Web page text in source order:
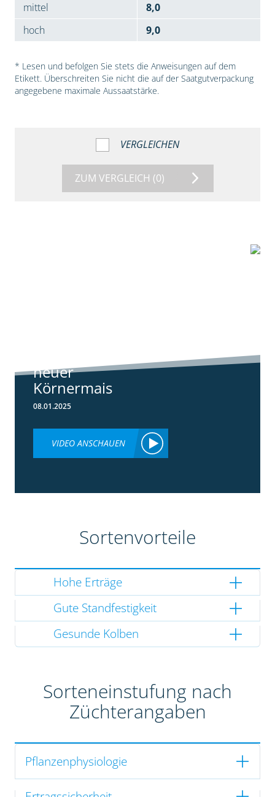
mittel
8,0
hoch
9,0
* Lesen und befolgen Sie stets die Anweisungen auf dem
Etikett. Überschreiten Sie nicht die auf der Saatgutverpackung
angegebene maximale Aussaatstärke.
VERGLEICHEN
ZUM VERGLEICH (0)
neuer
Körnermais
08.01.2025
VIDEO ANSCHAUEN
Sortenvorteile
Hohe Erträge
Gute Standfestigkeit
Gesunde Kolben
Sorteneinstufung nach
Züchterangaben
Pflanzenphysiologie